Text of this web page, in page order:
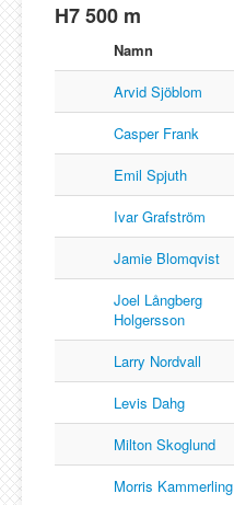
H7 500 m
Namn
Arvid Sjöblom
Casper Frank
Emil Spjuth
Ivar Grafström
Jamie Blomqvist
Joel Långberg
Holgersson
Larry Nordvall
Levis Dahg
Milton Skoglund
Morris Kammerling